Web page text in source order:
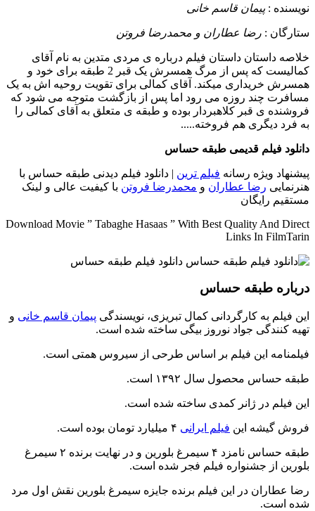
نويسنده :پیمان قاسم خانی
ستارگان : رضا عطاران و محمدرضا فروتن
خلاصه داستان داستان فیلم درباره ی مردی متدین به نام آقای
کمالیست که پس از مرگ همسرش یک قبر 2 طبقه برای خود و
همسرش خریداری میکند. آقای کمالی برای تقویت روحیه اش به یک
مسافرت چند روزه می رود اما پس از بازگشت متوجه می شود که
فروشنده ی قبر کلاهبردار بوده و طبقه ی متعلق به آقای کمالی را
به فرد دیگری هم فروخته.....
دانلود فیلم قدیمی طبقه حساس
پیشنهاد ویژه رسانه فیلم ترین | دانلود فیلم دیدنی طبقه حساس با
هنرنمایی رضا عطاران و محمدرضا فروتن با کیفیت عالی و لینک
مستقیم رایگان
Download Movie ” Tabaghe Hasaas ” With Best Quality And Direct
Links In FilmTarin
درباره طبقه حساس
این فیلم به کارگردانی کمال تبریزی، نویسندگی پیمان قاسم خانی و
تهیه کنندگی جواد نوروز بیگی ساخته شده است.
فیلمنامه این فیلم بر اساس طرحی از سیروس همتی است.
طبقه حساس محصول سال ۱۳۹۲ است.
این فیلم در ژانر کمدی ساخته شده است.
فروش گیشه این فیلم ایرانی
طبقه حساس نامزد ۴ سیمرغ بلورین و در نهایت برنده ۲ سیمرغ
بلورین از جشنواره فیلم فجر شده است.
رضا عطاران در این فیلم برنده جایزه سیمرغ بلورین نقش اول مرد
شده است.